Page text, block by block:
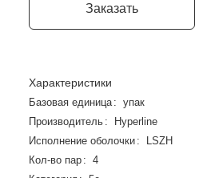
Заказать
Характеристики
Базовая единица : упак
Производитель :
Hyperline
Исполнение оболочки :
LSZH
Кол-во пар : 4